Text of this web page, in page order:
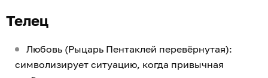
Телец
Любовь (Рыцарь Пентаклей перевёрнутая):
символизирует ситуацию, когда привычная